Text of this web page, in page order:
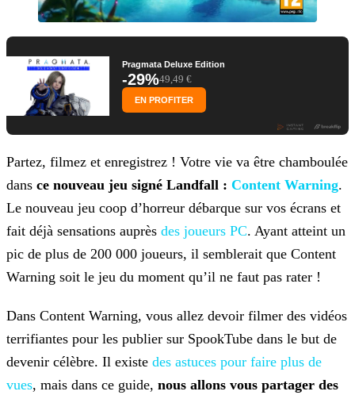
Pragmata Deluxe Edition
-29%49,49 €
EN PROFITER
Partez, filmez et enregistrez ! Votre vie va être chamboulée
dans ce nouveau jeu signé Landfall : Content Warning.
Le nouveau jeu coop d’horreur débarque sur vos écrans et
fait déjà sensations auprès des joueurs PC. Ayant atteint un
pic de plus de 200 000 joueurs, il semblerait que Content
Warning soit le jeu du moment qu’il ne faut pas rater !
Dans Content Warning, vous allez devoir filmer des vidéos
terrifiantes pour les publier sur SpookTube dans le but de
devenir célèbre. Il existe des astuces pour faire plus de
vues, mais dans ce guide, nous allons vous partager des